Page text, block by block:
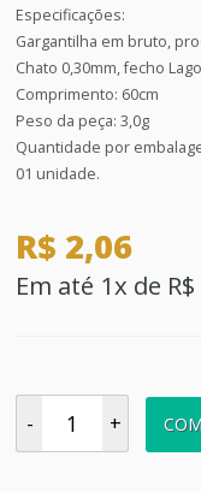
Especificações:
Gargantilha em bruto,
Chato 0,30mm, fecho
Comprimento: 60cm
Peso da peça: 3,0g
Quantidade por
01 unidade.
R$ 2,06
Em até 1x de
- +